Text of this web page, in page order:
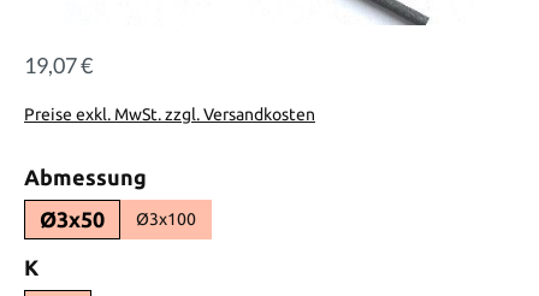
Regulärer Preis:
19,07 €
Preise exkl. MwSt. zzgl. Versandkosten
Abmessung
Ø3x50
Ø3x100
Kauswählen